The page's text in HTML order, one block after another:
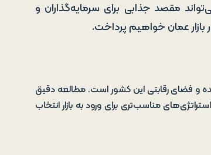
مقصد جذابی برای سرمایه‌گذاران و
عمان خواهیم پرداخت.
و فضای رقابتی این کشور است. مطالعه دقیق
مناسب‌تری برای ورود به بازار انتخاب